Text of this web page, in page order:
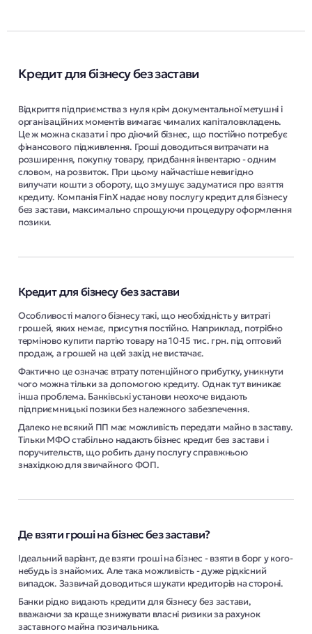
Кредит для бізнесу без застави
Відкриття підприємства з нуля крім документальної метушні і
організаційних моментів вимагає чималих капіталовкладень.
Це ж можна сказати і про діючий бізнес, що постійно потребує
фінансового підживлення. Гроші доводиться витрачати на
розширення, покупку товару, придбання інвентарю - одним
словом, на розвиток. При цьому найчастіше невигідно
вилучати кошти з обороту, що змушує задуматися про взяття
кредиту. Компанія FinX надає нову послугу кредит для бізнесу
без застави, максимально спрощуючи процедуру оформлення
позики.
Кредит для бізнесу без застави
Особливості малого бізнесу такі, що необхідність у витраті
грошей, яких немає, присутня постійно. Наприклад, потрібно
терміново купити партію товару на 10-15 тис. грн. під оптовий
продаж, а грошей на цей захід не вистачає.
Фактично це означає втрату потенційного прибутку, уникнути
чого можна тільки за допомогою кредиту. Однак тут виникає
інша проблема. Банківські установи неохоче видають
підприємницькі позики без належного забезпечення.
Далеко не всякий ПП має можливість передати майно в заставу.
Тільки МФО стабільно надають бізнес кредит без застави і
поручительств, що робить дану послугу справжньою
знахідкою для звичайного ФОП.
Де взяти гроші на бізнес без застави?
Ідеальний варіант, де взяти гроші на бізнес - взяти в борг у кого-
небудь із знайомих. Але така можливість - дуже рідкісний
випадок. Зазвичай доводиться шукати кредиторів на стороні.
Банки рідко видають кредити для бізнесу без застави,
вважаючи за краще знижувати власні ризики за рахунок
заставного майна позичальника.